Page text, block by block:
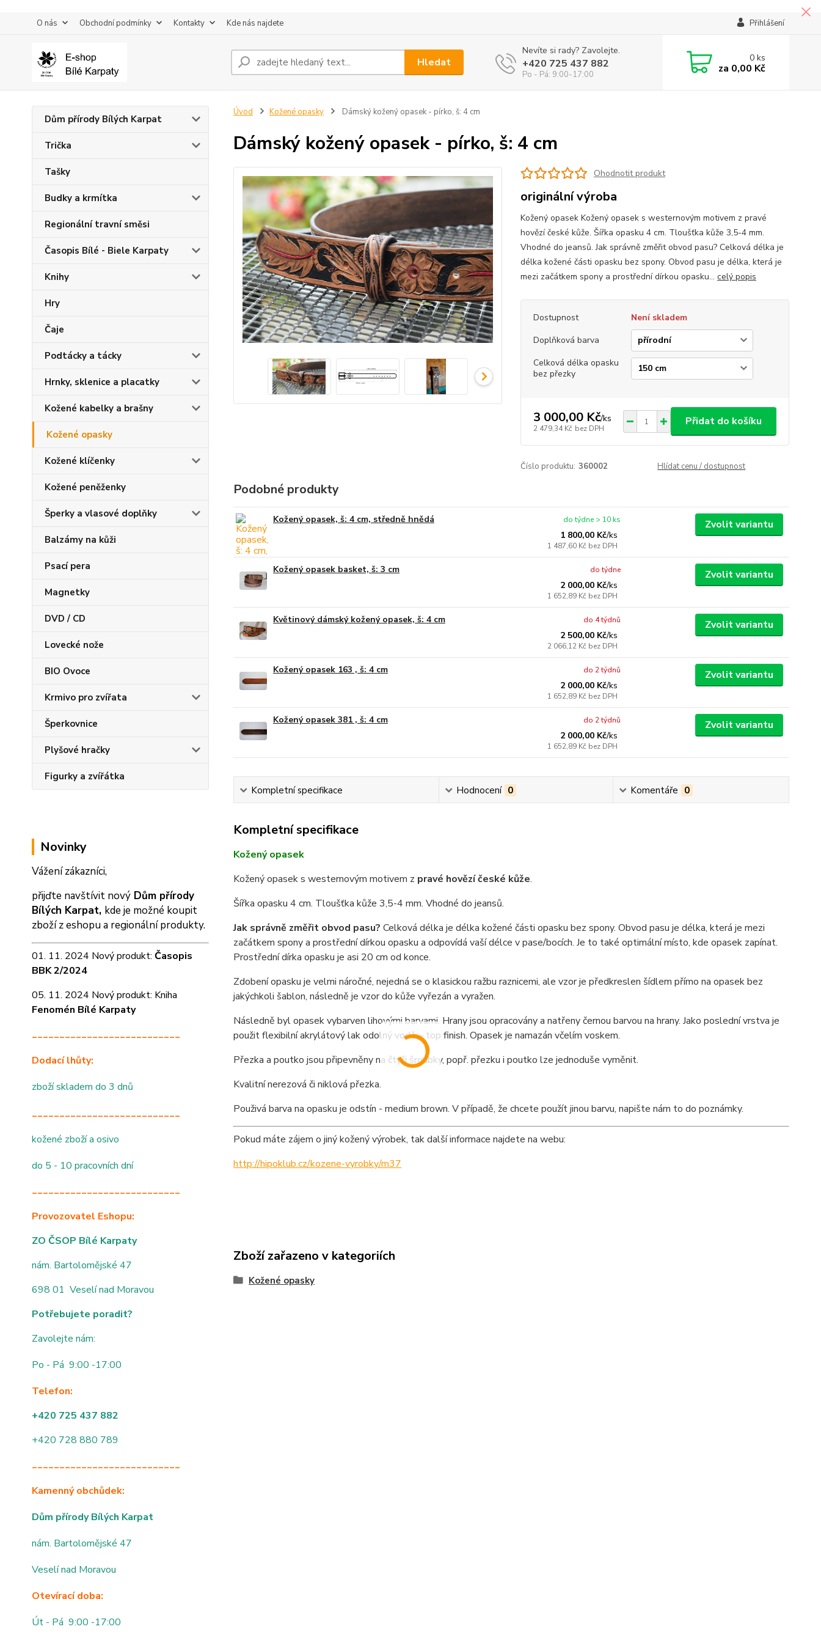
O nás Obchodní podmínky Kontakty Kde nás najdete Přihlášení
Hledat
Nevíte si rady? Zavolejte.
+420 725 437 882
Po - Pá: 9:00-17:00
0ks
za 0,00 Kč
Dům přírody Bílých Karpat
Trička
Tašky
Budky a krmítka
Regionální travní směsi
Časopis Bílé - Biele Karpaty
Knihy
Hry
Čaje
Podtácky a tácky
Hrnky, sklenice a placatky
Kožené kabelky a brašny
Kožené opasky
Kožené klíčenky
Kožené peněženky
Šperky a vlasové doplňky
Balzámy na kůži
Psací pera
Magnetky
DVD / CD
Lovecké nože
BIO Ovoce
Krmivo pro zvířata
Šperkovnice
Plyšové hračky
Figurky a zvířátka
Novinky
Vážení zákazníci,
přijďte navštívit nový Dům přírody
Bílých Karpat, kde je možné koupit
zboží z eshopu a regionální produkty.
01. 11. 2024 Nový produkt: Časopis
BBK 2/2024
05. 11. 2024 Nový produkt: Kniha
Fenomén Bílé Karpaty
___________________________
Dodací lhůty:
zboží skladem do 3 dnů
___________________________
kožené zboží a osivo
do 5 - 10 pracovních dní
___________________________
Provozovatel Eshopu:
ZO ČSOP Bílé Karpaty
nám. Bartolomějské 47
698 01 Veselí nad Moravou
Potřebujete poradit?
Zavolejte nám:
Po - Pá 9:00 -17:00
Telefon:
+420 725 437 882
+420 728 880 789
___________________________
Kamenný obchůdek:
Dům přírody Bílých Karpat
nám. Bartolomějské 47
Veselí nad Moravou
Otevírací doba:
Út - Pá 9:00 -17:00
Úvod Kožené opasky Dámský kožený opasek - pírko, š: 4 cm
Dámský kožený opasek - pírko, š: 4 cm
Ohodnotit produkt
originální výroba
Kožený opasek Kožený opasek s westernovým motivem z pravé
hovězí české kůže. Šířka opasku 4 cm. Tloušťka kůže 3,5-4 mm.
Vhodné do jeansů. Jak správně změřit obvod pasu? Celková délka je
délka kožené části opasku bez spony. Obvod pasu je délka, která je
mezi začátkem spony a prostřední dírkou opasku... celý popis
Dostupnost
Není skladem
Doplňková barva
Celková délka opasku
bez přezky
3 000,00 Kč/ks
2 479,34 Kč bez DPH
Přidat do košíku
Číslo produktu: 360002 Hlídat cenu / dostupnost
Podobné produkty
Kožený opasek, š: 4 cm, středně hnědá
1 800,00 Kč/ks
1 487,60 Kč bez DPH
do týdne > 10 ks Zvolit variantu
Kožený opasek basket, š: 3 cm
2 000,00 Kč/ks
1 652,89 Kč bez DPH
do týdne Zvolit variantu
Květinový dámský kožený opasek, š: 4 cm
2 500,00 Kč/ks
2 066,12 Kč bez DPH
do 4 týdnů Zvolit variantu
Kožený opasek 163 , š: 4 cm
2 000,00 Kč/ks
1 652,89 Kč bez DPH
do 2 týdnů Zvolit variantu
Kožený opasek 381 , š: 4 cm
2 000,00 Kč/ks
1 652,89 Kč bez DPH
do 2 týdnů Zvolit variantu
Kompletní specifikace Hodnocení 0 Komentáře 0
Kompletní specifikace
Kožený opasek
Kožený opasek s westernovým motivem z pravé hovězí české kůže.
Šířka opasku 4 cm. Tloušťka kůže 3,5-4 mm. Vhodné do jeansů.
Jak správně změřit obvod pasu? Celková délka je délka kožené části opasku bez spony. Obvod pasu je délka, která je mezi
začátkem spony a prostřední dírkou opasku a odpovídá vaší délce v pase/bocích. Je to také optimální místo, kde opasek zapínat.
Prostřední dírka opasku je asi 20 cm od konce.
Zdobení opasku je velmi náročné, nejedná se o klasickou ražbu raznicemi, ale vzor je předkreslen šídlem přímo na opasek bez
jakýchkoli šablon, následně je vzor do kůže vyřezán a vyražen.
Následně byl opasek vybarven lihovými barvami. Hrany jsou opracovány a natřeny černou barvou na hrany. Jako poslední vrstva je
použit flexibilní akrylátový lak odolný vodě – top finish. Opasek je namazán včelím voskem.
Přezka a poutko jsou připevněny na čtyři šroubky, popř. přezku i poutko lze jednoduše vyměnit.
Kvalitní nerezová či niklová přezka.
Použivá barva na opasku je odstín - medium brown. V případě, že chcete použít jinou barvu, napište nám to do poznámky.
Pokud máte zájem o jiný kožený výrobek, tak další informace najdete na webu:
http://hipoklub.cz/kozene-vyrobky/m37
Zboží zařazeno v kategoriích
Kožené opasky